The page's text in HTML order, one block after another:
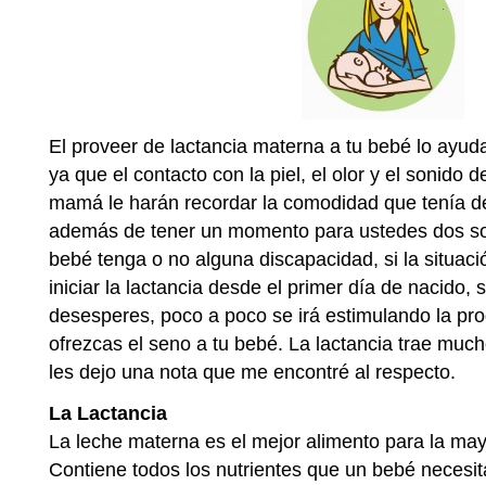
El proveer de lactancia materna a tu bebé lo
ya que el contacto con la piel, el olor y el sonido
mamá le harán recordar la comodidad que tenía
además de tener un momento para ustedes dos
bebé tenga o no alguna discapacidad, si la
iniciar la lactancia desde el primer día de nacido,
desesperes, poco a poco se irá estimulando la
ofrezcas el seno a tu bebé. La lactancia trae
les dejo una nota que me encontré al respecto.
La Lactancia
La leche materna es el mejor alimento para la
Contiene todos los nutrientes que un bebé